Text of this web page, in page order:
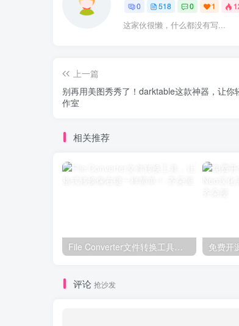
0 518 0 1
这家伙很懒，什么都没有写...
上一篇
别再用美图秀秀了！darktable这款神器，让你
作室
相关推荐
评论 抢沙发